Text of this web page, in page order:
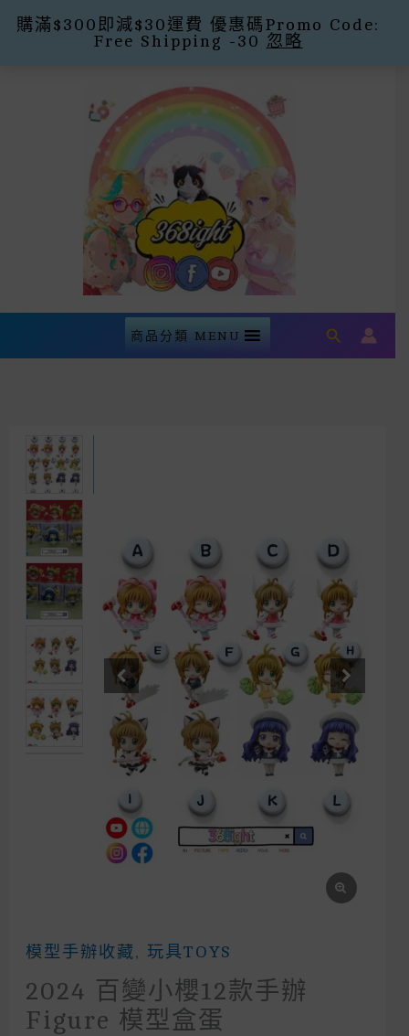
購滿$300即減$30運費 優惠碼Promo Code:
Free Shipping -30 忽略
商品分類 MENU Search
模型手辦收藏, 玩具TOYS
2024 百變小櫻12款手辦
Figure 模型盒蛋